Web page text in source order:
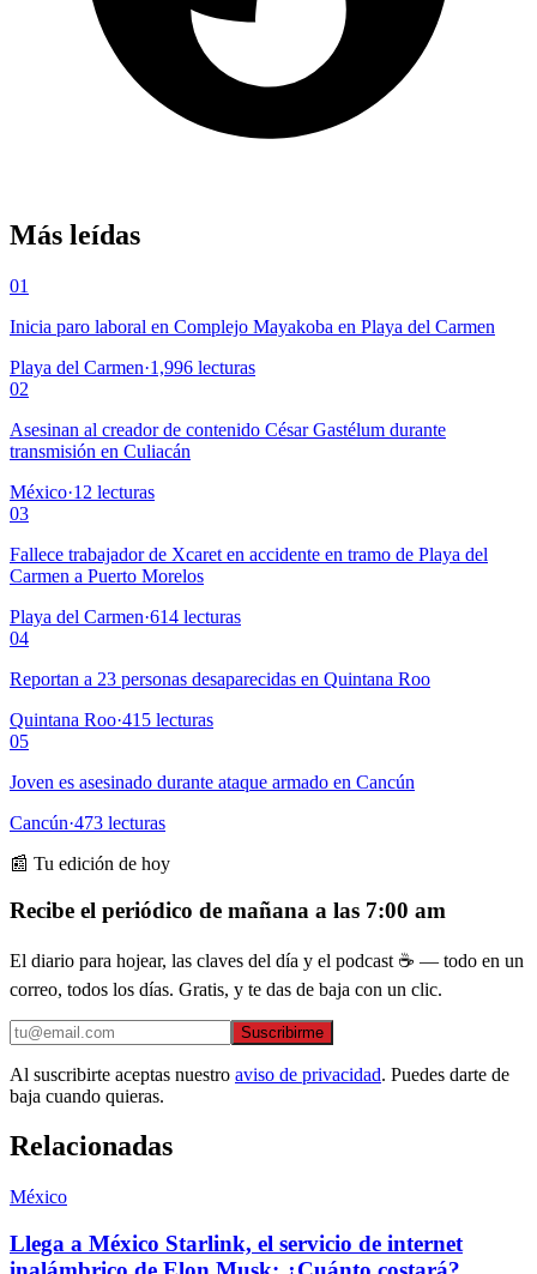
Más leídas
01
Inicia paro laboral en Complejo Mayakoba en Playa del Carmen
Playa del Carmen·1,996 lecturas
02
Asesinan al creador de contenido César Gastélum durante
transmisión en Culiacán
México·12 lecturas
03
Fallece trabajador de Xcaret en accidente en tramo de Playa del
Carmen a Puerto Morelos
Playa del Carmen·614 lecturas
04
Reportan a 23 personas desaparecidas en Quintana Roo
Quintana Roo·415 lecturas
05
Joven es asesinado durante ataque armado en Cancún
Cancún·473 lecturas
📰 Tu edición de hoy
Recibe el periódico de mañana a las 7:00 am
El diario para hojear, las claves del día y el podcast ☕ — todo en un
correo, todos los días. Gratis, y te das de baja con un clic.
Suscribirme
Al suscribirte aceptas nuestro aviso de privacidad. Puedes darte de
baja cuando quieras.
Relacionadas
México
Llega a México Starlink, el servicio de internet